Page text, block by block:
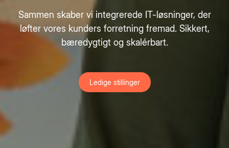
Sammen skaber vi integrerede IT-løsninger, der
løfter vores kunders forretning fremad. Sikkert,
bæredygtigt og skalérbart.
Ledige stillinger